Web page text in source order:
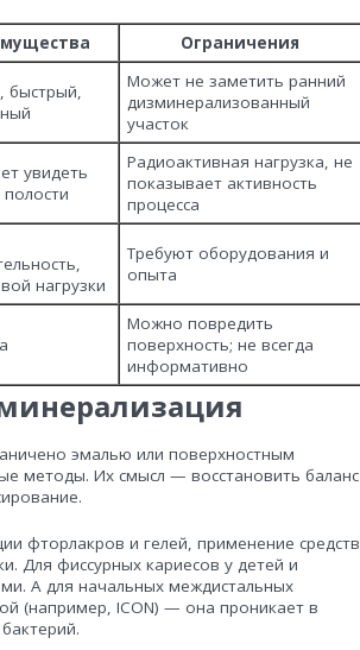
Ограничения
быстрый,
Может не заметить ранний
дизминерализованный
участок
увидеть
Радиоактивная нагрузка, не
показывает активность
процесса
нагрузки
Требуют оборудования и
опыта
Можно повредить
поверхность; не всегда
информативно
эмалью или поверхностным
методы. Их смысл — восстановить баланс
фторлакров и гелей, применение средств
Для фиссурных кариесов у детей и
А для начальных междистальных
(например, ICON) — она проникает в